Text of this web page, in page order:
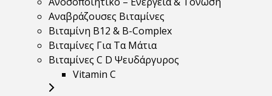
Αναβράζουσες Βιταμίνες
Βιταμίνη B12 & Β-Complex
Βιταμίνες Για Τα Μάτια
Βιταμίνες C D Ψευδάργυρος
Vitamin C